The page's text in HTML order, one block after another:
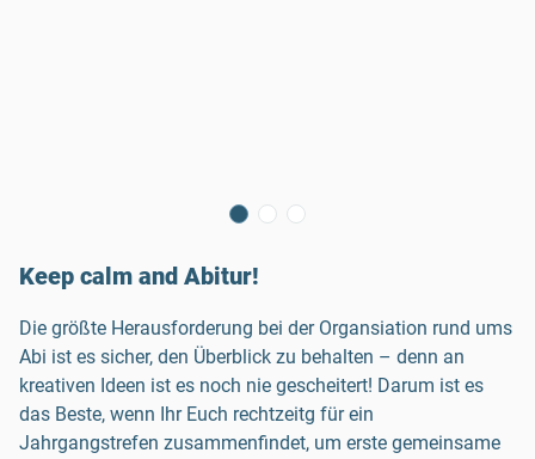
Keep calm and Abitur!
Die größte Herausforderung bei der Organsiation rund ums
Abi ist es sicher, den Überblick zu behalten – denn an
kreativen Ideen ist es noch nie gescheitert! Darum ist es
das Beste, wenn Ihr Euch rechtzeitg für ein
Jahrgangstrefen zusammenfindet, um erste gemeinsame